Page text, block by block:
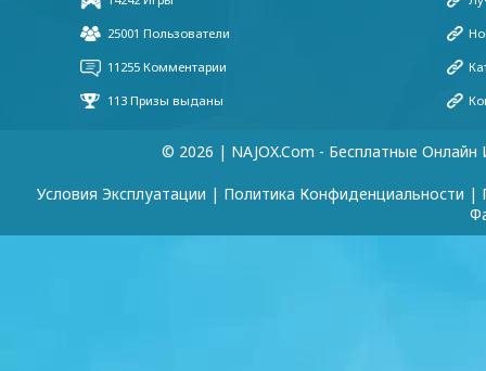
© 2026 | NAJOX.com - Бесплатные Онлайн
Условия Эксплуатации | Политика Конфиденциальности |